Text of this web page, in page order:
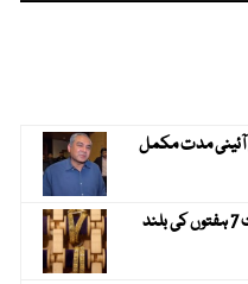
آئینی مدت مکمل
عالمی مارکیٹ میں سونا مزید مہنگا ، قیمت 7 ہفتوں کی بلند